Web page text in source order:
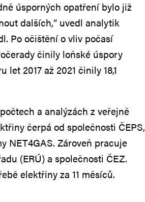
úsporných opatření bylo již
dalších,“ uvedl analytik
Po očištění o vliv počasí
činily loňské úspory
2017 až 2021 činily 18,1
a analýzách z veřejně
čerpá od společnosti ČEPS,
NET4GAS. Zároveň pracuje
(ERÚ) a společnosti ČEZ.
elektřiny za 11 měsíců.